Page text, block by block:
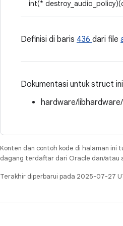
int(*
Definisi di baris 436 dari file
Dokumentasi untuk struct
hardware/
Konten dan contoh kode di halaman ini
dagang terdaftar dari Oracle dan/atau
Terakhir diperbarui pada 2025-07-27